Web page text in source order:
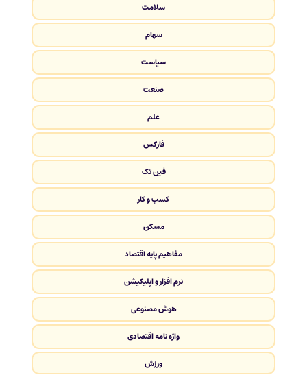
سلامت
سهام
سیاست
صنعت
علم
فارکس
فین تک
کسب و کار
مسکن
مفاهیم پایه اقتصاد
نرم افزار و اپلیکیشن
هوش مصنوعی
واژه نامه اقتصادی
ورزش